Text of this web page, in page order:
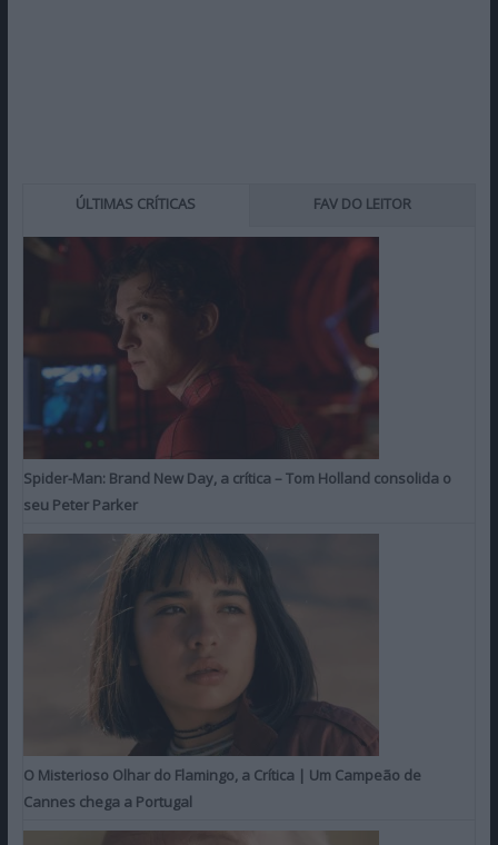
ÚLTIMAS CRÍTICAS FAV DO LEITOR
Spider-Man: Brand New Day, a crítica – Tom Holland consolida o
seu Peter Parker
O Misterioso Olhar do Flamingo, a Crítica | Um Campeão de
Cannes chega a Portugal